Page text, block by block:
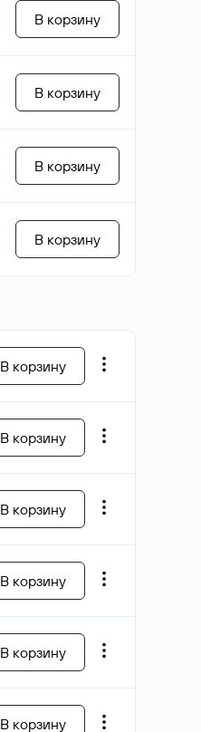
В корзину
В корзину
В корзину
В корзину
В корзину
В корзину
В корзину
В корзину
В корзину
В корзину